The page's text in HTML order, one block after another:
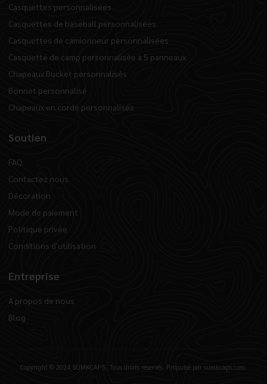
Casquettes personnalisées
Casquettes de baseball personnalisées
Casquettes de camionneur personnalisées
Casquette de camp personnalisée à 5 panneaux
Chapeaux Bucket personnalisés
Bonnet personnalisé
Chapeaux en corde personnalisés
Soutien
FAQ
Contactez nous
Décoration
Mode de paiement
Politique privée
Conditions d'utilisation
Entreprise
A propos de nous
Blog
Copyright © 2024 SUMKCAPS, Tous droits réservés. Propulsé par sumkcaps.com.